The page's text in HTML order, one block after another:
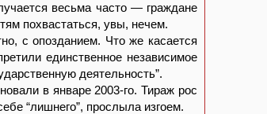
весьма часто — граждане
похвастаться, увы, нечем.
с опозданием. Что же касается
единственное независимое
деятельность”.
в январе 2003-го. Тираж рос
“лишнего”, прослыла изгоем.